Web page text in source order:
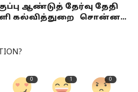
ஆண்டுத் தேர்வு தேதி
கல்வித்துறை சொன்ன...
0 1 0